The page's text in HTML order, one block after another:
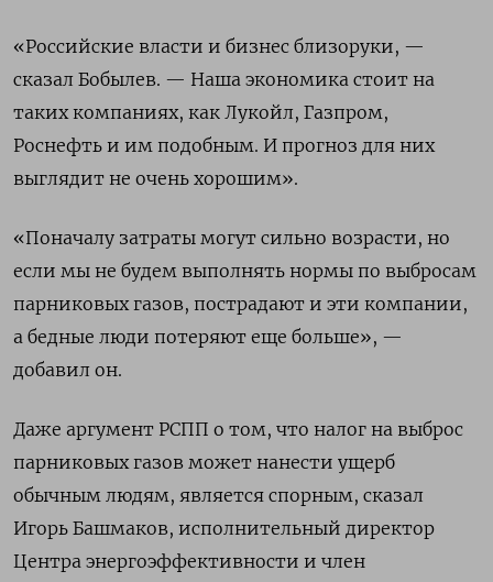
«Российские власти и бизнес близоруки, —
сказал Бобылев. — Наша экономика стоит на
таких компаниях, как Лукойл, Газпром,
Роснефть и им подобным. И прогноз для них
выглядит не очень хорошим».
«Поначалу затраты могут сильно возрасти, но
если мы не будем выполнять нормы по выбросам
парниковых газов, пострадают и эти компании,
а бедные люди потеряют еще больше», —
добавил он.
Даже аргумент РСПП о том, что налог на выброс
парниковых газов может нанести ущерб
обычным людям, является спорным, сказал
Игорь Башмаков, исполнительный директор
Центра энергоэффективности и член